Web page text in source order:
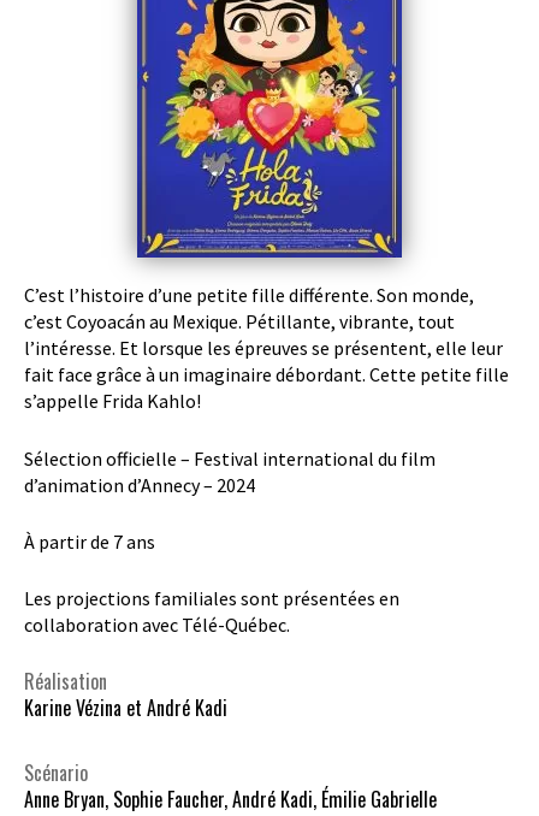
C’est l’histoire d’une petite fille différente. Son monde,
c’est Coyoacán au Mexique. Pétillante, vibrante, tout
l’intéresse. Et lorsque les épreuves se présentent, elle leur
fait face grâce à un imaginaire débordant. Cette petite fille
s’appelle Frida Kahlo!
Sélection officielle – Festival international du film
d’animation d’Annecy – 2024
À partir de 7 ans
Les projections familiales sont présentées en
collaboration avec Télé-Québec.
Réalisation
Karine Vézina et André Kadi
Scénario
Anne Bryan, Sophie Faucher, André Kadi, Émilie Gabrielle